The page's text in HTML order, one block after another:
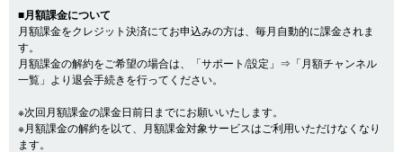
■月額課金について
月額課金をクレジット決済にてお申込みの方は、毎月自動的に課金されま
す。
月額課金の解約をご希望の場合は、「サポート/設定」⇒「月額チャンネル
一覧」より退会手続きを行ってください。
※次回月額課金の課金日前日までにお願いいたします。
※月額課金の解約を以て、月額課金対象サービスはご利用いただけなくなり
ます。